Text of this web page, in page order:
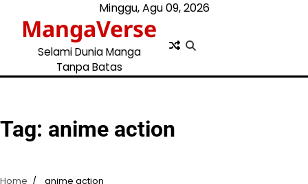
content
Minggu, Agu 09, 2026
MangaVerse
Selami Dunia Manga
Tanpa Batas
Tag: anime action
Home anime action